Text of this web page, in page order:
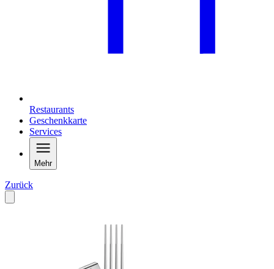
Restaurants
Geschenkkarte
Services
Mehr
Zurück